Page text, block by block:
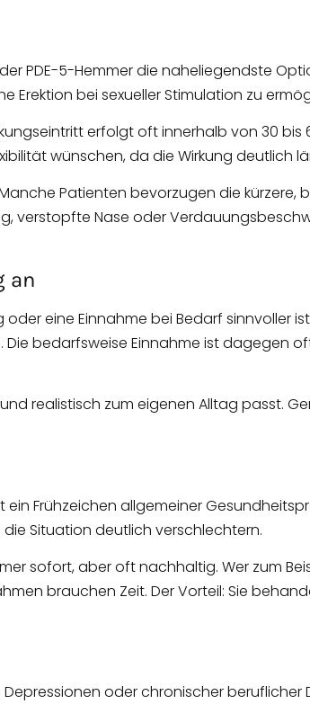
PDE-5-Hemmer die naheliegendste
Erektion bei sexueller Stimulation zu
erfolgt oft innerhalb von 30 bis
wünschen, da die Wirkung deutlich
Patienten bevorzugen die kürzere,
verstopfte Nase oder
an
eine Einnahme bei Bedarf sinnvoller
bedarfsweise Einnahme ist dagegen
realistisch zum eigenen Alltag passt.
Frühzeichen allgemeiner
die Situation deutlich verschlechtern.
sofort, aber oft nachhaltig. Wer zum
brauchen Zeit. Der Vorteil: Sie
oder chronischer beruflicher